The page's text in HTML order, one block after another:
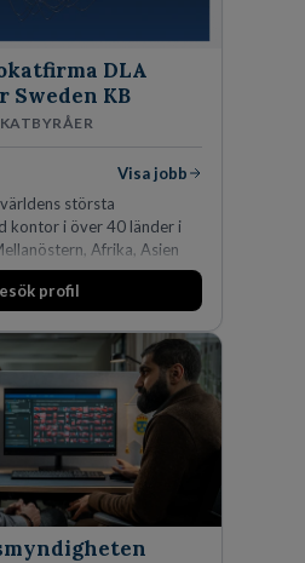
DLA
Sweden KB
Visa jobb
största
kontor i över 40 länder i
Afrika, Asien
specialister inom
och vi har några
fem kontor i Stockholm,
och Helsingfors kan vi
våra klienter en unik,
nordisk
i centrala Stockholm är
profil